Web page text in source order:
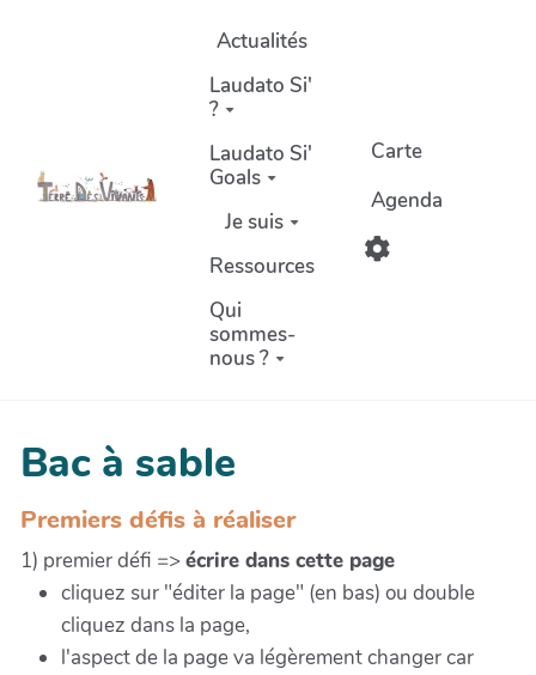
Aller au contenu principalActualités
Laudato Si'
?
Laudato Si'
Goals
Je suis
Ressources
Qui
sommes-
nous ?
Carte
Agenda
Bac à sable
Premiers défis à réaliser
1) premier défi => écrire dans cette page
cliquez sur "éditer la page" (en bas) ou double
cliquez dans la page,
l'aspect de la page va légèrement changer car